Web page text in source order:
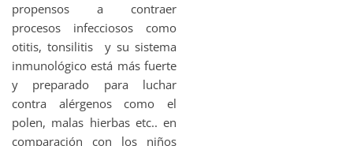
propensos a contraer
procesos infecciosos como
otitis, tonsilitis y su sistema
inmunológico está más fuerte
y preparado para luchar
contra alérgenos como el
polen, malas hierbas etc.. en
comparación con los niños